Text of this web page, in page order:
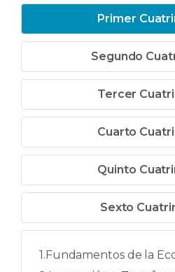
Primer
Segundo
Tercer
Cuarto
Quinto
Sexto
1.Fundamentos de la